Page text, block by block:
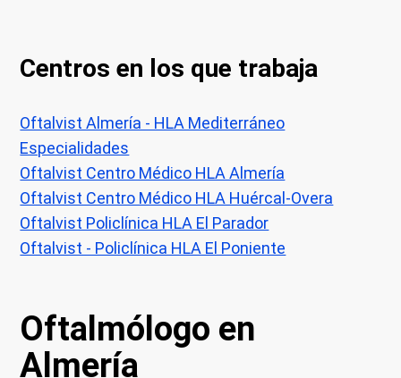
Centros en los que trabaja
Oftalvist Almería - HLA Mediterráneo
Especialidades
Oftalvist Centro Médico HLA Almería
Oftalvist Centro Médico HLA Huércal-Overa
Oftalvist Policlínica HLA El Parador
Oftalvist - Policlínica HLA El Poniente
Oftalmólogo en
Almería